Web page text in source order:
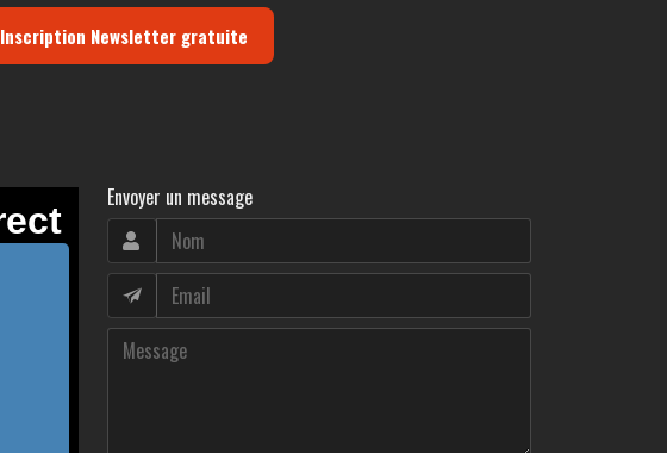
Inscription Newsletter gratuite
Envoyer un message